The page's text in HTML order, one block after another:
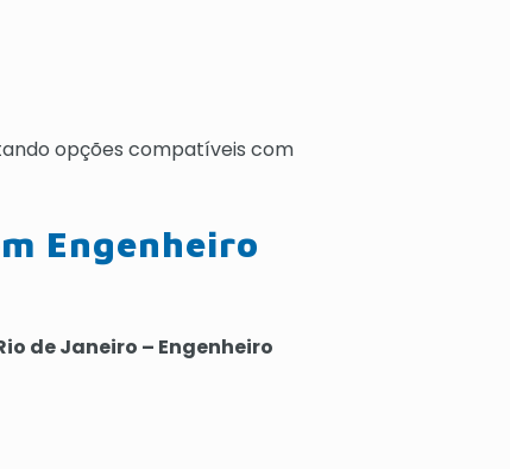
opções compatíveis com
Engenheiro
de Janeiro – Engenheiro